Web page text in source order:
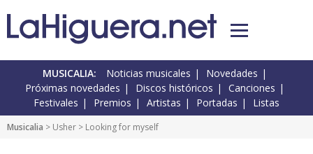
MUSICALIA: Noticias musicales
Novedades
Próximas novedades
Discos históricos
Canciones
Festivales
Premios Artistas Portadas Listas
Musicalia > Usher > Looking for myself